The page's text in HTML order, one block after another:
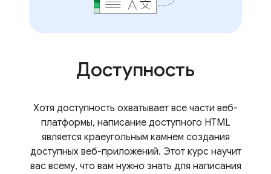
Доступность
Хотя доступность охватывает все части веб-
платформы, написание доступного HTML
является краеугольным камнем создания
доступных веб-приложений. Этот курс научит
вас всему, что вам нужно знать для написания